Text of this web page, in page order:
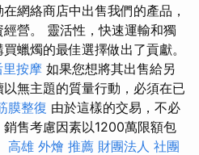
網絡商店中出售我們的產品，
營。 靈活性，快速運輸和獨
蠟燭的最佳選擇做出了貢獻。
里按摩 如果您想將其出售給另
無主題的質量行動，必須在已
膜整復 由於這樣的交易，不必
售考慮因素以1200萬限額包
高雄 外燴 推薦 財團法人 社團